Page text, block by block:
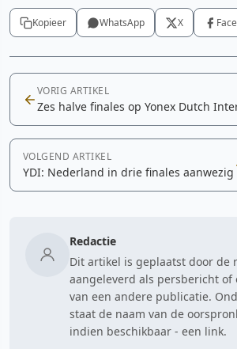
Kopieer WhatsApp X
VORIG ARTIKEL
Zes halve finales op Yonex Dutch
VOLGEND ARTIKEL
YDI: Nederland in drie finales aanwezig
Redactie
Dit artikel is geplaatst door de
aangeleverd als persbericht of
van een andere publicatie.
staat de naam van de
indien beschikbaar - een link.